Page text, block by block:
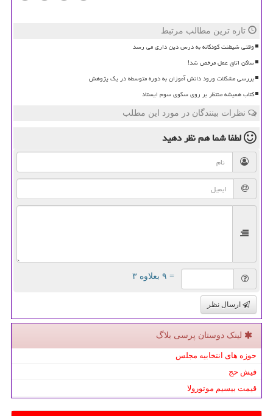
تازه ترین مطالب مرتبط
وقتی شیطنت کودکانه به درس دین داری می رسد
ساکن اتاق عمل مرخص شد!
بررسی مشکلات ورود دانش آموزان به دوره متوسطه در یک پژوهش
کتاب همیشه منتظر بر روی سکوی سوم ایستاد
نظرات بینندگان در مورد این مطلب
لطفا شما همنظر دهید
= ۹ بعلاوه ۳
ارسال نظر
لینک دوستان پرسی بلاگ
حوزه های انتخابیه مجلس
فیش حج
قیمت بیسیم موتورولا